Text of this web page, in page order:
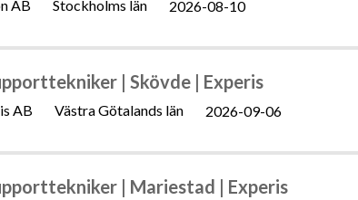
AB Stockholms län 2026-08-10
| Skövde | Experis
AB Västra Götalands län 2026-09-06
| Mariestad | Experis